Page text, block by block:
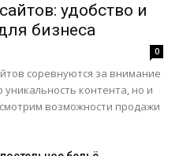
удобство и
бизнеса
0
соревнуются за внимание
контента, но и
возможности продажи